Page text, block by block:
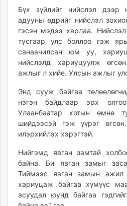
Бүх зүйлийг нийслэл дээр
адууны өдрийг нийслэл
гэсэн мэдээ харлаа.
тусгаар улс боллоо гэж
санаачилсан юм уу,
нийслэлд хариуцуулж
ажлыг л хийе. Улсын ажлыг
Энд сууж байгаа
нэгэн байдлаар эрх
Улаанбаатар хотын өмнө
шийдээсэй гэж үүрэг
илэрхийлэх хэрэгтэй.
Нийгэмд явган замтай
байна. Би явган замыг
Тиймээс явган замын ажил
хариуцаж байгаа хүмүүс
асуудал юунд байгаа